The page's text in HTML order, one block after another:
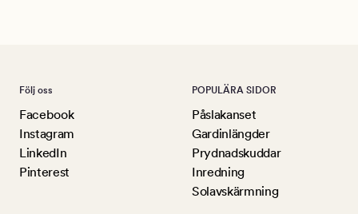
Följ oss
Facebook
Instagram
LinkedIn
Pinterest
POPULÄRA SIDOR
Påslakanset
Gardinlängder
Prydnadskuddar
Inredning
Solavskärmning